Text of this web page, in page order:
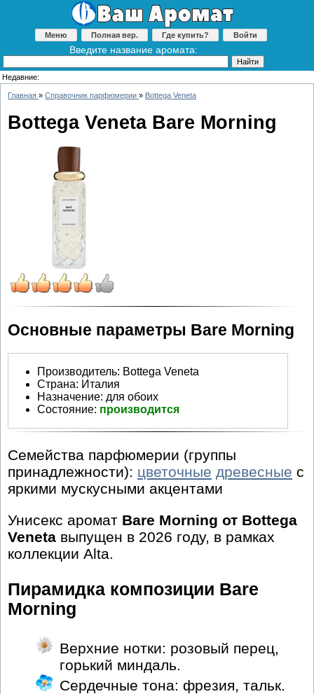
Меню Полная вер. Где купить? Войти
Введите название аромата:
Недавние:
Главная » Справочник парфюмерии » Bottega Veneta
Bottega Veneta Bare Morning
Основные параметры Bare Morning
Производитель: Bottega Veneta
Страна: Италия
Назначение: для обоих
Состояние: производится
Семейства парфюмерии (группы
принадлежности): цветочные древесные с
яркими мускусными акцентами
Унисекс аромат Bare Morning от Bottega
Veneta выпущен в 2026 году, в рамках
коллекции Alta.
Пирамидка композиции Bare
Morning
Верхние нотки: розовый перец,
горький миндаль.
Сердечные тона: фрезия, тальк.